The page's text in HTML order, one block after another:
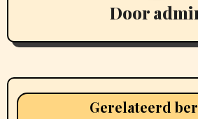
t
a
Door
Gerelateerd